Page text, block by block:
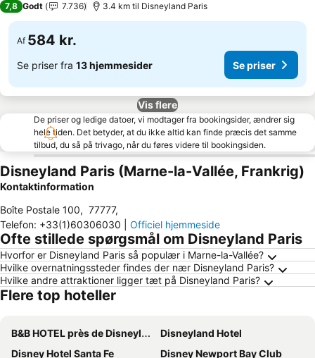
7,8 Godt 7.736 3.4 km til Disneyland Paris
Af 584 kr.
Se priser fra 13 hjemmesider Se priser
Vis flere
De priser og ledige datoer, vi modtager fra bookingsider, ændrer sig
hele tiden. Det betyder, at du ikke altid kan finde præcis det samme
tilbud, du så på trivago, når du føres videre til bookingsiden.
Disneyland Paris (Marne-la-Vallée, Frankrig)
Kontaktinformation
Boîte Postale 100, 77777,
Telefon: +33(1)60306030 Officiel hjemmeside
Ofte stillede spørgsmål om Disneyland Paris
Hvorfor er Disneyland Paris så populær i Marne-la-Vallée?
Hvilke overnatningssteder findes der nær Disneyland Paris?
Hvilke andre attraktioner ligger tæt på Disneyland Paris?
Flere top hoteller
B&B HOTEL près de Disneyland® Paris
Disneyland Hotel
Disney Hotel Santa Fe
Disney Newport Bay Club